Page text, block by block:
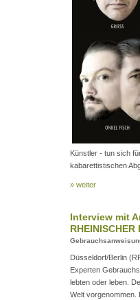
Künstler - tun sich
kabarettistischen
» weiter
Interview mit
Düsseldorf/Berlin
Experten
lebten oder leben.
Welt vorgenommen.